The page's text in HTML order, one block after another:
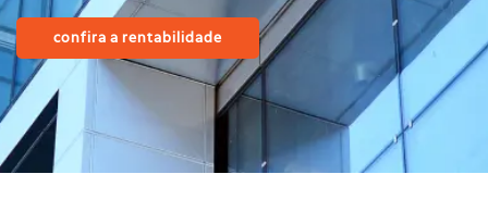
confira a rentabilidade